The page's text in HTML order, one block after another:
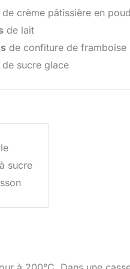
de crème pâtissière en
de lait
de confiture de framboise
de sucre glace
sucre